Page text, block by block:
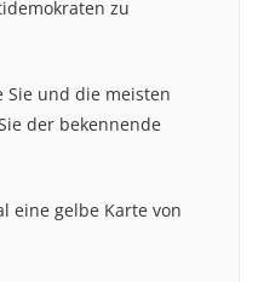
zu
und die meisten
der bekennende
eine gelbe Karte von